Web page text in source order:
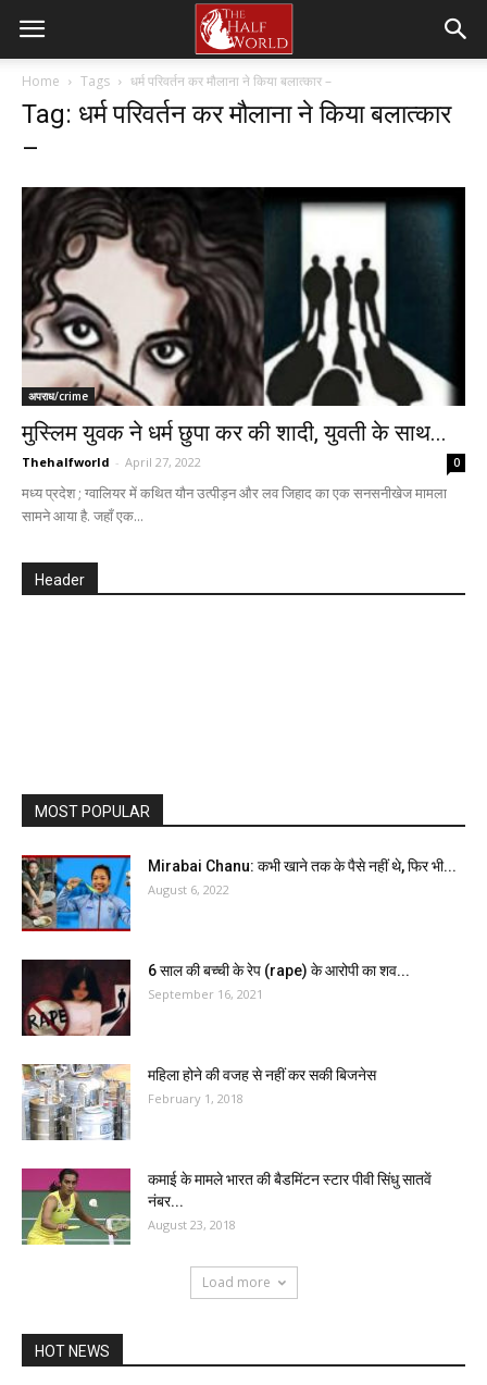
Home Tags धर्म परिवर्तन कर मौलाना ने किया बलात्कार –
Tag: धर्म परिवर्तन कर मौलाना ने किया बलात्कार
–
अपराध/crime
मुस्लिम युवक ने धर्म छुपा कर की शादी, युवती के साथ...
Thehalfworld - April 27, 2022 0
मध्य प्रदेश ; ग्वालियर में कथित यौन उत्पीड़न और लव जिहाद का एक सनसनीखेज मामला
सामने आया है. जहाँ एक...
Header
MOST POPULAR
Mirabai Chanu: कभी खाने तक के पैसे नहीं थे, फिर भी...
August 6, 2022
6 साल की बच्ची के रेप (rape) के आरोपी का शव...
September 16, 2021
महिला होने की वजह से नहीं कर सकी बिजनेस
February 1, 2018
कमाई के मामले भारत की बैडमिंटन स्टार पीवी सिंधु सातवें
नंबर...
August 23, 2018
Load more
HOT NEWS